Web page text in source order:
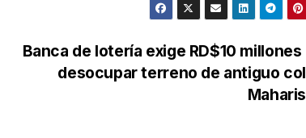
Banca de lotería exige RD$10 millones
desocupar terreno de antiguo